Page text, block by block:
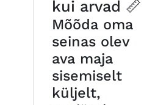
kui arvad 📏
Mõõda oma
seinas olev
ava maja
sisemiselt
küljelt,